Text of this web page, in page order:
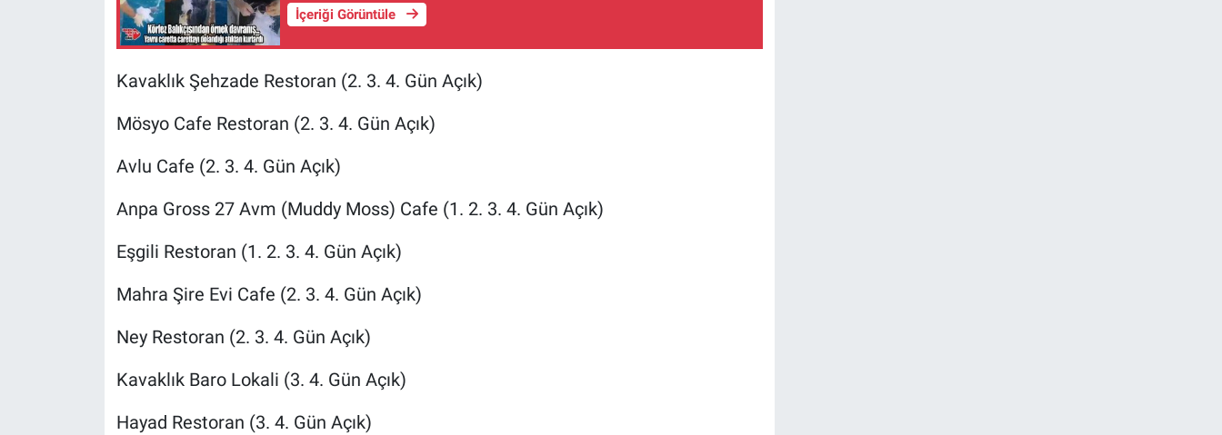
İçeriği Görüntüle
Kavaklık Şehzade Restoran (2. 3. 4. Gün Açık)
Mösyo Cafe Restoran (2. 3. 4. Gün Açık)
Avlu Cafe (2. 3. 4. Gün Açık)
Anpa Gross 27 Avm (Muddy Moss) Cafe (1. 2. 3. 4. Gün Açık)
Eşgili Restoran (1. 2. 3. 4. Gün Açık)
Mahra Şire Evi Cafe (2. 3. 4. Gün Açık)
Ney Restoran (2. 3. 4. Gün Açık)
Kavaklık Baro Lokali (3. 4. Gün Açık)
Hayad Restoran (3. 4. Gün Açık)